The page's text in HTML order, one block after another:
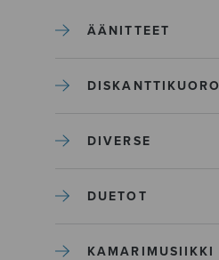
ÄÄNITTEET
DISKANTTIKUORO
DIVERSE
DUETOT
KAMARIMUSIIKKI